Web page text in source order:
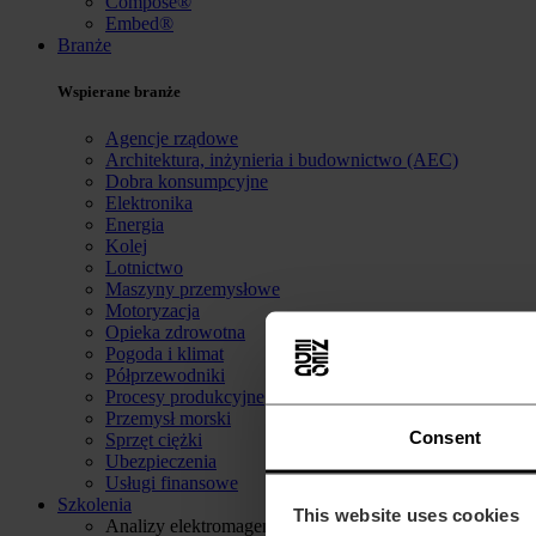
Consent
This website uses cookies
Embed®
Branże
Wspierane branże
Agencje rządowe
Architektura, inżynieria i budownictwo (AEC)
Dobra konsumpcyjne
Elektronika
Energia
Kolej
Lotnictwo
Maszyny przemysłowe
Motoryzacja
Opieka zdrowotna
Pogoda i klimat
Półprzewodniki
Procesy produkcyjne
Przemysł morski
Sprzęt ciężki
Ubezpieczenia
Usługi finansowe
Szkolenia
Analizy elektromagentyczne